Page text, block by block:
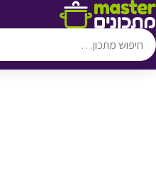
דלג לתוכן
♥ הוספה